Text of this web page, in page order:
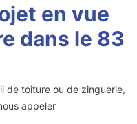
en vue
dans le 83
de toiture ou de zinguerie,
appeler